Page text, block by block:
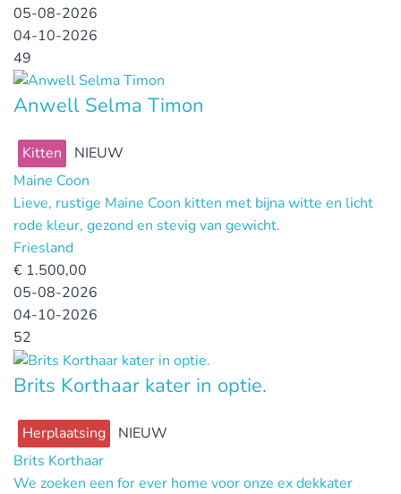
05-08-2026
04-10-2026
49
Anwell Selma Timon
Kitten
NIEUW
Maine Coon
Lieve, rustige Maine Coon kitten met bijna witte en licht
rode kleur, gezond en stevig van gewicht.
Friesland
€ 1.500,00
05-08-2026
04-10-2026
52
Brits Korthaar kater in optie.
Herplaatsing
NIEUW
Brits Korthaar
We zoeken een for ever home voor onze ex dekkater